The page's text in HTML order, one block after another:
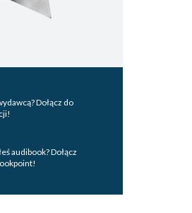
Dołącz do
audibook? Dołącz